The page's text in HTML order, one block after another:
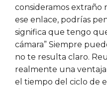
consideramos extraño
ese enlace, podrías
significa que tengo
cámara” Siempre
no te resulta claro.
realmente una ventaja
el tiempo del ciclo de